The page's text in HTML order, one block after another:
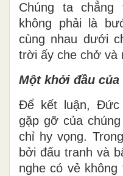
Chúng ta
không phải là
cùng nhau dưới
trời ấy che chở và
Một khởi đầu của
Để kết luận, Đức
gặp gỡ của
chỉ hy vọng.
bởi đấu tranh và
nghe có vẻ